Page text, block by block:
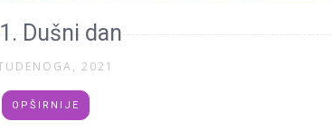
Dušni dan
2021
OPŠIRNIJE